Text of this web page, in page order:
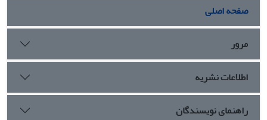
صفحه اصلی
مرور
اطلاعات نشریه
راهنمای نویسندگان